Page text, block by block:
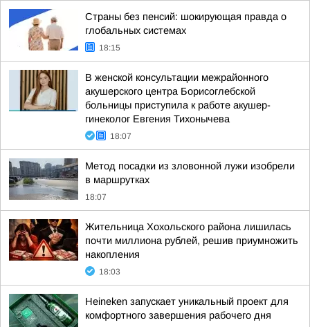
Страны без пенсий: шокирующая правда о
глобальных системах
18:15
В женской консультации межрайонного
акушерского центра Борисоглебской
больницы приступила к работе акушер-
гинеколог Евгения Тихонычева
18:07
Метод посадки из зловонной лужи изобрели
в маршрутках
18:07
Жительница Хохольского района лишилась
почти миллиона рублей, решив приумножить
накопления
18:03
Heineken запускает уникальный проект для
комфортного завершения рабочего дня